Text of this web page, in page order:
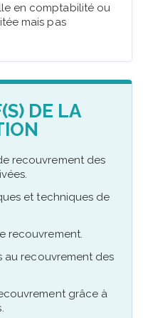
en comptabilité ou
mais pas
DE LA
recouvrement des
et techniques de
recouvrement.
au recouvrement des
grâce à